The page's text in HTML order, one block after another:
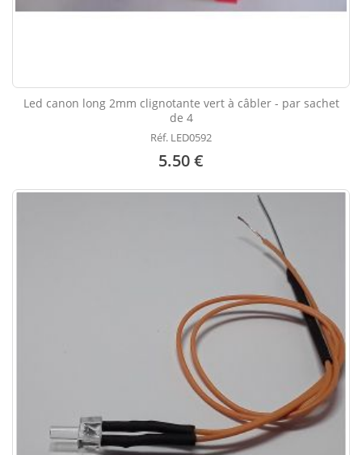
Led canon long 2mm clignotante vert à câbler - par sachet
de 4
Réf. LED0592
5.50 €